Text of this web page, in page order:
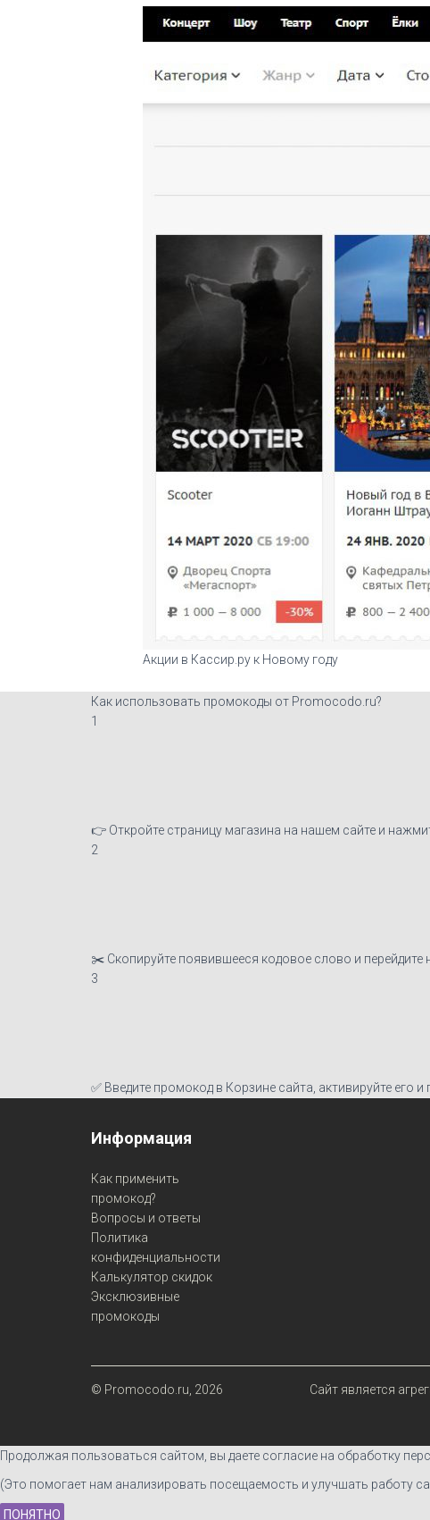
Акции в Кассир.ру к Новому году
Как использовать промокоды от Promocodo.ru?
1
👉 Откройте страницу магазина на нашем сайте и
2
✂️ Скопируйте появившееся кодовое слово и перейдите
3
✅ Введите промокод в Корзине сайта, активируйте его и
Информация
Как применить
промокод?
Вопросы и ответы
Политика
конфиденциальности
Калькулятор скидок
Эксклюзивные
промокоды
© Promocodo.ru, 2026
Сайт является
Продолжая пользоваться сайтом, вы даете согласие на обработку
(Это помогает нам анализировать посещаемость и улучшать работу
ПОНЯТНО